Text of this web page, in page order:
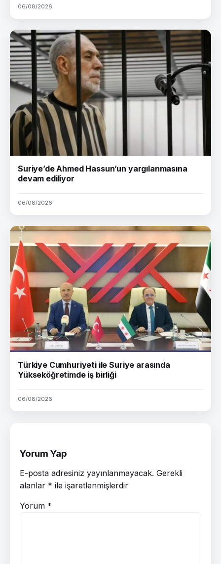
06/08/2026
Suriye’de Ahmed Hassun’un yargılanmasına
devam ediliyor
06/08/2026
Türkiye Cumhuriyeti ile Suriye arasında
Yükseköğretimde iş birliği
06/08/2026
Yorum Yap
E-posta adresiniz yayınlanmayacak. Gerekli
alanlar * ile işaretlenmişlerdir
Yorum *